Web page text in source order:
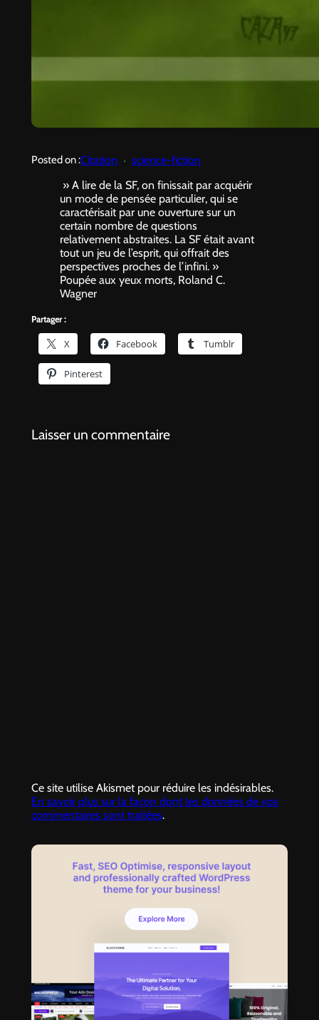
Posted on :Citation
science-fiction
» A lire de la SF, on finissait par acquérir
un mode de pensée particulier, qui se
caractérisait par une ouverture sur un
certain nombre de questions
relativement abstraites. La SF était avant
tout un jeu de l’esprit, qui offrait des
perspectives proches de l’infini. »
Poupée aux yeux morts, Roland C.
Wagner
Partager :
X Facebook Tumblr
Pinterest
Laisser un commentaire
Ce site utilise Akismet pour réduire les indésirables.
En savoir plus sur la façon dont les données de vos
commentaires sont traitées.